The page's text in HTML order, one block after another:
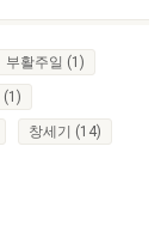
부활주일 (1)
(1)
창세기 (14)